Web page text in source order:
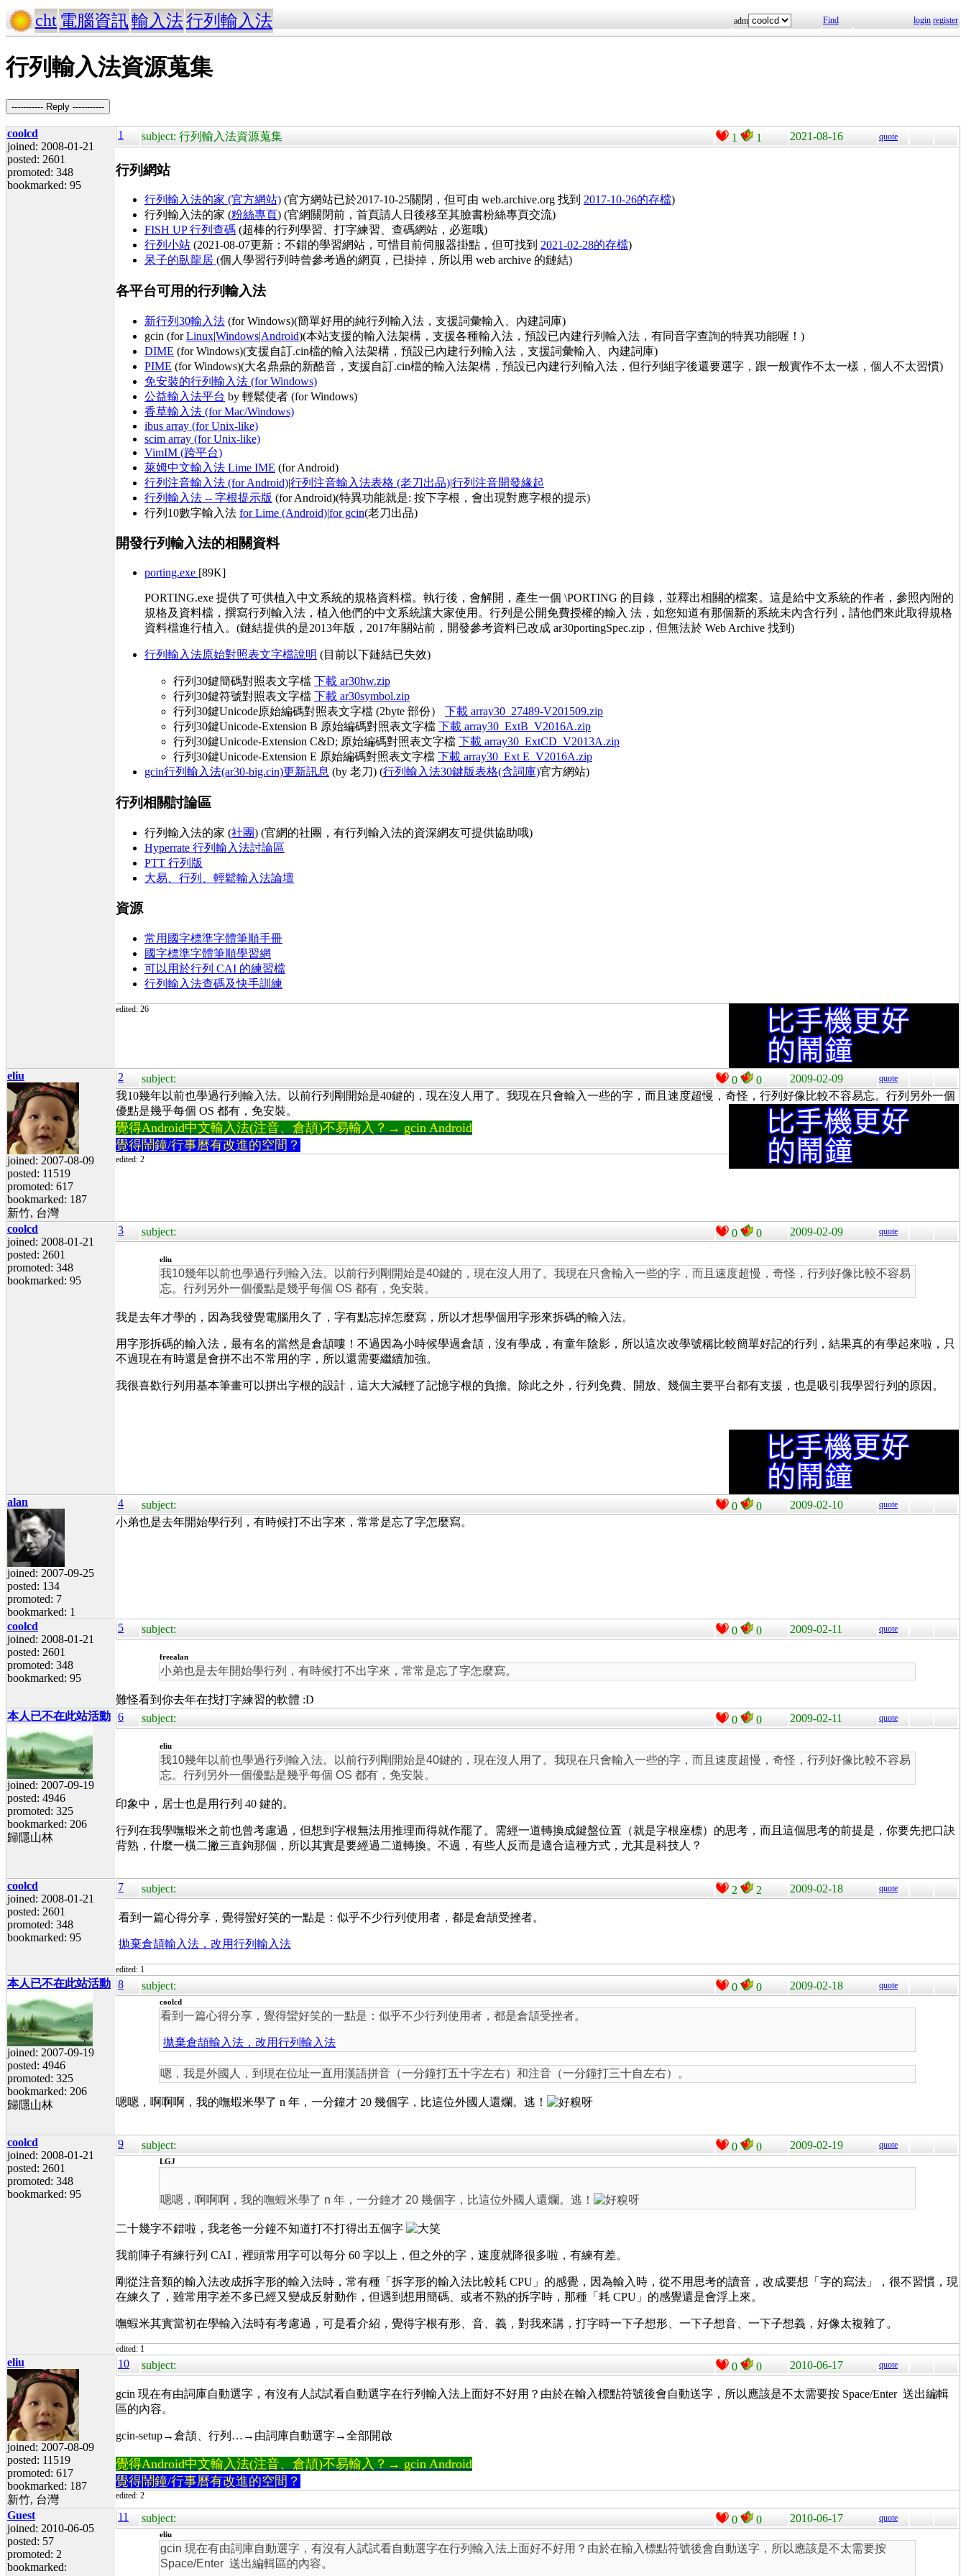
cht 電腦資訊輸入法行列輸入法 adm Find login register
行列輸入法資源蒐集
----------- Reply -----------
coolcd
joined: 2008-01-21
posted: 2601
promoted: 348
bookmarked: 95
1 subject: 行列輸入法資源蒐集 1 1 2021-08-16 quote
行列網站
行列輸入法的家 (官方網站) (官方網站已於2017-10-25關閉，但可由 web.archive.org 找到 2017-10-26的存檔)
行列輸入法的家 (粉絲專頁) (官網關閉前，首頁請人日後移至其臉書粉絲專頁交流)
FISH UP 行列查碼 (超棒的行列學習、打字練習、查碼網站，必逛哦)
行列小站 (2021-08-07更新：不錯的學習網站，可惜目前伺服器掛點，但可找到 2021-02-28的存檔)
呆子的臥龍居 (個人學習行列時曾參考過的網頁，已掛掉，所以用 web archive 的鏈結)
各平台可用的行列輸入法
新行列30輸入法 (for Windows)(簡單好用的純行列輸入法，支援詞彙輸入、內建詞庫)
gcin (forLinux|Windows|Android)(本站支援的輸入法架構，支援各種輸入法，預設已內建行列輸入法，有同音字查詢的特異功能喔！)
DIME (for Windows)(支援自訂.cin檔的輸入法架構，預設已內建行列輸入法，支援詞彙輸入、內建詞庫)
PIME (for Windows)(大名鼎鼎的新酷音，支援自訂.cin檔的輸入法架構，預設已內建行列輸入法，但行列組字後還要選字，跟一般實作不太一樣，個人不太習慣)
免安裝的行列輸入法 (for Windows)
公益輸入法平台 by 輕鬆使者 (for Windows)
香草輸入法 (for Mac/Windows)
ibus array (for Unix-like)
scim array (for Unix-like)
VimIM (跨平台)
萊姆中文輸入法 Lime IME (for Android)
行列注音輸入法 (for Android)|行列注音輸入法表格 (老刀出品)|行列注音開發緣起
行列輸入法 -- 字根提示版 (for Android)(特異功能就是: 按下字根，會出現對應字根的提示)
行列10數字輸入法 for Lime (Android)|for gcin(老刀出品)
開發行列輸入法的相關資料
porting.exe [89K]
PORTING.exe 提供了可供植入中文系統的規格資料檔。執行後，會解開，產生一個 \PORTING 的目錄，並釋出相關的檔案。這是給中文系統的作者，參照內附的
規格及資料檔，撰寫行列輸入法，植入他們的中文系統讓大家使用。行列是公開免費授權的輸入 法，如您知道有那個新的系統未內含行列，請他們來此取得規格
資料檔進行植入。(鏈結提供的是2013年版，2017年關站前，開發參考資料已改成 ar30portingSpec.zip，但無法於 Web Archive 找到)
行列輸入法原始對照表文字檔說明 (目前以下鏈結已失效)
行列30鍵簡碼對照表文字檔 下載 ar30hw.zip
行列30鍵符號對照表文字檔 下載 ar30symbol.zip
行列30鍵Unicode原始編碼對照表文字檔 (2byte 部份） 下載 array30_27489-V201509.zip
行列30鍵Unicode-Extension B 原始編碼對照表文字檔 下載 array30_ExtB_V2016A.zip
行列30鍵Unicode-Extension C&D; 原始編碼對照表文字檔 下載 array30_ExtCD_V2013A.zip
行列30鍵Unicode-Extension E 原始編碼對照表文字檔 下載 array30_Ext E_V2016A.zip
gcin行列輸入法(ar30-big.cin)更新訊息 (by 老刀) (行列輸入法30鍵版表格(含詞庫)官方網站)
行列相關討論區
行列輸入法的家 (社團) (官網的社團，有行列輸入法的資深網友可提供協助哦)
Hyperrate 行列輸入法討論區
PTT 行列版
大易、行列、輕鬆輸入法論壇
資源
常用國字標準字體筆順手冊
國字標準字體筆順學習網
可以用於行列 CAI 的練習檔
行列輸入法查碼及快手訓練
edited: 26
eliu
joined: 2007-08-09
posted: 11519
promoted: 617
bookmarked: 187
新竹, 台灣
2 subject: 0 0 2009-02-09 quote
我10幾年以前也學過行列輸入法。以前行列剛開始是40鍵的，現在沒人用了。我現在只會輸入一些的字，而且速度超慢，奇怪，行列好像比較不容易忘。行列另外一個
優點是幾乎每個 OS 都有，免安裝。
覺得Android中文輸入法(注音、倉頡)不易輸入？→ gcin Android
覺得鬧鐘/行事曆有改進的空間？
edited: 2
coolcd
joined: 2008-01-21
posted: 2601
promoted: 348
bookmarked: 95
3 subject: 0 0 2009-02-09 quote
eliu
我10幾年以前也學過行列輸入法。以前行列剛開始是40鍵的，現在沒人用了。我現在只會輸入一些的字，而且速度超慢，奇怪，行列好像比較不容易
忘。行列另外一個優點是幾乎每個 OS 都有，免安裝。
我是去年才學的，因為我發覺電腦用久了，字有點忘掉怎麼寫，所以才想學個用字形來拆碼的輸入法。
用字形拆碼的輸入法，最有名的當然是倉頡嘍！不過因為小時候學過倉頡，沒有學成，有童年陰影，所以這次改學號稱比較簡單好記的行列，結果真的有學起來啦，只
不過現在有時還是會拼不出不常用的字，所以還需要繼續加強。
我很喜歡行列用基本筆畫可以拼出字根的設計，這大大減輕了記憶字根的負擔。除此之外，行列免費、開放、幾個主要平台都有支援，也是吸引我學習行列的原因。
alan
joined: 2007-09-25
posted: 134
promoted: 7
bookmarked: 1
4 subject: 0 0 2009-02-10 quote
小弟也是去年開始學行列，有時候打不出字來，常常是忘了字怎麼寫。
coolcd
joined: 2008-01-21
posted: 2601
promoted: 348
bookmarked: 95
5 subject: 0 0 2009-02-11 quote
freealan
小弟也是去年開始學行列，有時候打不出字來，常常是忘了字怎麼寫。
難怪看到你去年在找打字練習的軟體 :D
本人已不在此站活動
joined: 2007-09-19
posted: 4946
promoted: 325
bookmarked: 206
歸隱山林
6 subject: 0 0 2009-02-11 quote
eliu
我10幾年以前也學過行列輸入法。以前行列剛開始是40鍵的，現在沒人用了。我現在只會輸入一些的字，而且速度超慢，奇怪，行列好像比較不容易
忘。行列另外一個優點是幾乎每個 OS 都有，免安裝。
印象中，居士也是用行列 40 鍵的。
行列在我學嘸蝦米之前也曾考慮過，但想到字根無法用推理而得就作罷了。需經一道轉換成鍵盤位置（就是字根座標）的思考，而且這個思考的前提是，你要先把口訣
背熟，什麼一橫二撇三直鉤那個，所以其實是要經過二道轉換。不過，有些人反而是適合這種方式，尤其是科技人？
coolcd
joined: 2008-01-21
posted: 2601
promoted: 348
bookmarked: 95
7 subject: 2 2 2009-02-18 quote
看到一篇心得分享，覺得蠻好笑的一點是：似乎不少行列使用者，都是倉頡受挫者。
拋棄倉頡輸入法，改用行列輸入法
edited: 1
本人已不在此站活動
joined: 2007-09-19
posted: 4946
promoted: 325
bookmarked: 206
歸隱山林
8 subject: 0 0 2009-02-18 quote
coolcd
看到一篇心得分享，覺得蠻好笑的一點是：似乎不少行列使用者，都是倉頡受挫者。
拋棄倉頡輸入法，改用行列輸入法
嗯，我是外國人，到現在位址一直用漢語拼音（一分鐘打五十字左右）和注音（一分鐘打三十自左右）。
嗯嗯，啊啊啊，我的嘸蝦米學了 n 年，一分鐘才 20 幾個字，比這位外國人還爛。逃！
coolcd
joined: 2008-01-21
posted: 2601
promoted: 348
bookmarked: 95
9 subject: 0 0 2009-02-19 quote
LGJ
嗯嗯，啊啊啊，我的嘸蝦米學了 n 年，一分鐘才 20 幾個字，比這位外國人還爛。逃！
二十幾字不錯啦，我老爸一分鐘不知道打不打得出五個字
我前陣子有練行列 CAI，裡頭常用字可以每分 60 字以上，但之外的字，速度就降很多啦，有練有差。
剛從注音類的輸入法改成拆字形的輸入法時，常有種「拆字形的輸入法比較耗 CPU」的感覺，因為輸入時，從不用思考的讀音，改成要想「字的寫法」，很不習慣，現
在練久了，雖常用字差不多已經又變成反射動作，但遇到想用簡碼、或者不熟的拆字時，那種「耗 CPU」的感覺還是會浮上來。
嘸蝦米其實當初在學輸入法時有考慮過，可是看介紹，覺得字根有形、音、義，對我來講，打字時一下子想形、一下子想音、一下子想義，好像太複雜了。
edited: 1
eliu
joined: 2007-08-09
posted: 11519
promoted: 617
bookmarked: 187
新竹, 台灣
10 subject: 0 0 2010-06-17 quote
gcin 現在有由詞庫自動選字，有沒有人試試看自動選字在行列輸入法上面好不好用？由於在輸入標點符號後會自動送字，所以應該是不太需要按 Space/Enter 送出編輯
區的內容。
gcin-setup→倉頡、行列…→由詞庫自動選字→全部開啟
覺得Android中文輸入法(注音、倉頡)不易輸入？→ gcin Android
覺得鬧鐘/行事曆有改進的空間？
edited: 2
Guest
joined: 2010-06-05
posted: 57
promoted: 2
bookmarked:
11 subject: 0 0 2010-06-17 quote
eliu
gcin 現在有由詞庫自動選字，有沒有人試試看自動選字在行列輸入法上面好不好用？由於在輸入標點符號後會自動送字，所以應該是不太需要按
Space/Enter 送出編輯區的內容。